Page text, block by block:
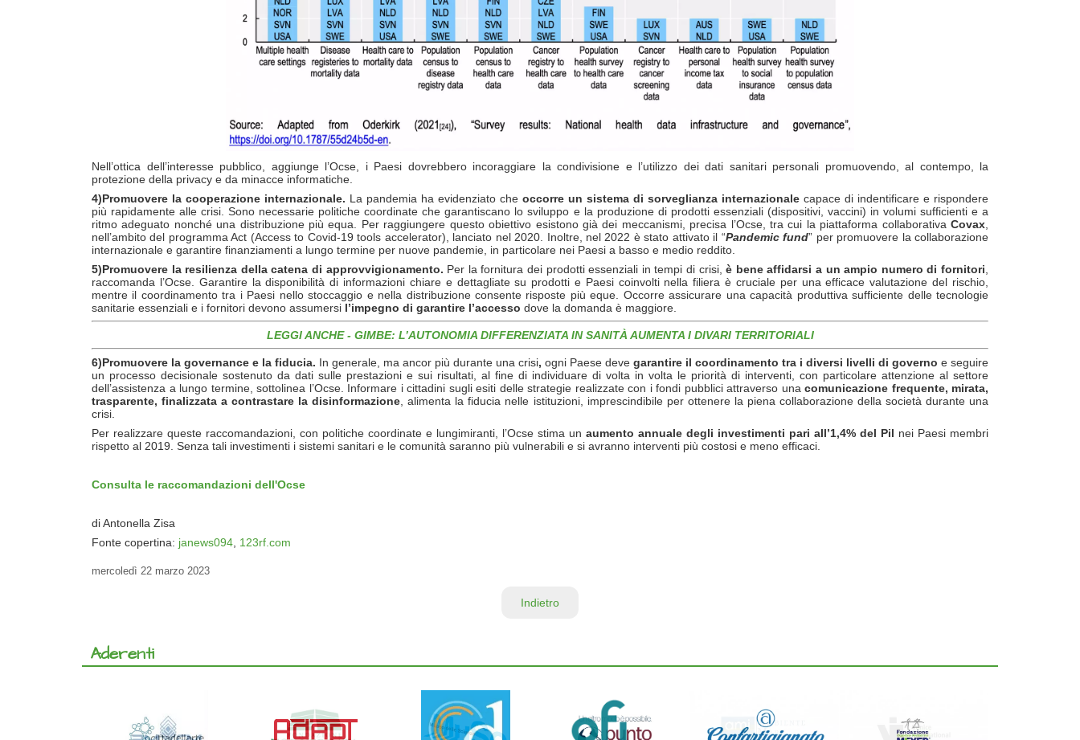
Nell’ottica dell’interesse pubblico, aggiunge l’Ocse, i Paesi dovrebbero incoraggiare la condivisione e l’utilizzo dei dati sanitari personali promuovendo, al contempo, la
protezione della privacy e da minacce informatiche.
4)Promuovere la cooperazione internazionale. La pandemia ha evidenziato che occorre un sistema di sorveglianza internazionale capace di indentificare e rispondere
più rapidamente alle crisi. Sono necessarie politiche coordinate che garantiscano lo sviluppo e la produzione di prodotti essenziali (dispositivi, vaccini) in volumi sufficienti e a
ritmo adeguato nonché una distribuzione più equa. Per raggiungere questo obiettivo esistono già dei meccanismi, precisa l’Ocse, tra cui la piattaforma collaborativa Covax
nell’ambito del programma Act (Access to Covid-19 tools accelerator), lanciato nel 2020. Inoltre, nel 2022 è stato attivato il “Pandemic fund” per promuovere la collaborazione
internazionale e garantire finanziamenti a lungo termine per nuove pandemie, in particolare nei Paesi a basso e medio reddito.
5)Promuovere la resilienza della catena di approvvigionamento. Per la fornitura dei prodotti essenziali in tempi di crisi,è bene affidarsi a un ampio numero di fornitori
raccomanda l’Ocse. Garantire la disponibilità di informazioni chiare e dettagliate su prodotti e Paesi coinvolti nella filiera è cruciale per una efficace valutazione del rischio,
mentre il coordinamento tra i Paesi nello stoccaggio e nella distribuzione consente risposte più eque. Occorre assicurare una capacità produttiva sufficiente delle tecnologie
sanitarie essenziali e i fornitori devono assumersi l’impegno di garantire l’accesso dove la domanda è maggiore.
LEGGI ANCHE - GIMBE: L’AUTONOMIA DIFFERENZIATA IN SANITÀ AUMENTA I DIVARI TERRITORIALI
6)Promuovere la governance e la fiducia. In generale, ma ancor più durante una crisi, ogni Paese deve garantire il coordinamento tra i diversi livelli di governo e seguire
un processo decisionale sostenuto da dati sulle prestazioni e sui risultati, al fine di individuare di volta in volta le priorità di interventi, con particolare attenzione al settore
dell’assistenza a lungo termine, sottolinea l’Ocse. Informare i cittadini sugli esiti delle strategie realizzate con i fondi pubblici attraverso una comunicazione frequente, mirata,
trasparente, finalizzata a contrastare la disinformazione , alimenta la fiducia nelle istituzioni, imprescindibile per ottenere la piena collaborazione della società durante una
crisi.
Per realizzare queste raccomandazioni, con politiche coordinate e lungimiranti, l’Ocse stima un aumento annuale degli investimenti pari all’1,4% del Pil nei Paesi membri
rispetto al 2019. Senza tali investimenti i sistemi sanitari e le comunità saranno più vulnerabili e si avranno interventi più costosi e meno efficaci.
Consulta le raccomandazioni dell'Ocse
di Antonella Zisa
Fonte copertina: janews094 123rf.com
mercoledì 22 marzo 2023
Indietro
Aderenti